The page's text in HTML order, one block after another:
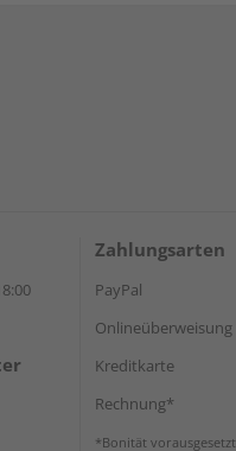
Zahlungsarten
PayPal
Onlineüberweisung
Kreditkarte
Rechnung*
*Bonität vorausgesetzt